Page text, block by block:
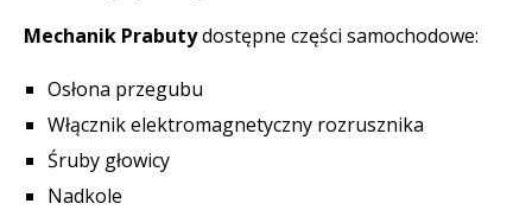
Mechanik Prabutydostępne części samochodowe:
Osłona przegubu
Włącznik elektromagnetyczny rozrusznika
Śruby głowicy
Nadkole